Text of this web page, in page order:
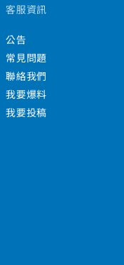
客服資訊
公告
常見問題
聯絡我們
我要爆料
我要投稿